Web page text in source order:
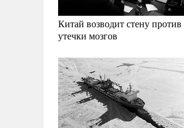
Китай возводит стену против
утечки мозгов